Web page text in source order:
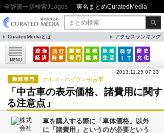
全辞書一括検索JLogos 実名まとめCuratedMedia
CuratedMediaとは アクセスランキング
「中古車の表示価格、諸費用に関す
る注意点」
2013.11.25 07:33
クルマ・バイク >中古車
車を購入する際に「車体価格」以外
に「諸費用」というのが必要という
ファクト・統計
方法・ノウハウ
メリット・デメリット
CafeTalk
今日は何の日(8月)